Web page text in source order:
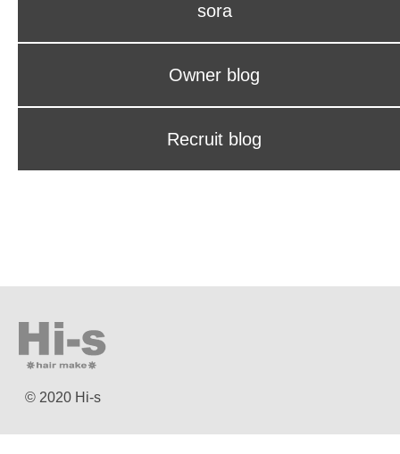
sora
Owner blog
Recruit blog
© 2020 Hi-s